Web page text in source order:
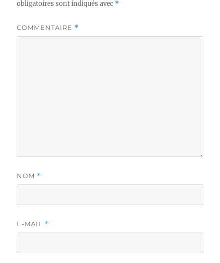
obligatoires sont indiqués avec *
COMMENTAIRE *
NOM *
E-MAIL *